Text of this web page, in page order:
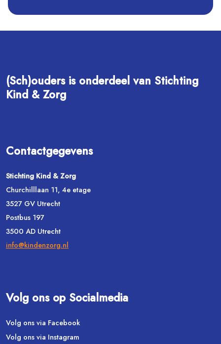
(Sch)ouders is onderdeel van Stichting
Kind & Zorg
Contactgegevens
Stichting Kind & Zorg
Churchilllaan 11, 4e etage
3527 GV Utrecht
Postbus 197
3500 AD Utrecht
info@kindenzorg.nl
Volg ons op Socialmedia
Volg ons via Facebook
Volg ons via Instagram